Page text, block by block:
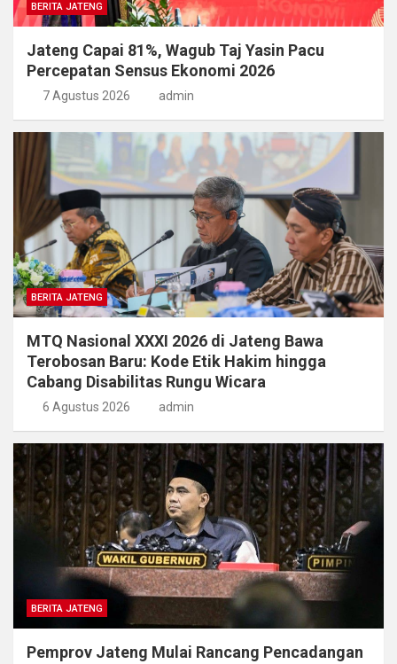
BERITA JATENG
Jateng Capai 81%, Wagub Taj Yasin Pacu
Percepatan Sensus Ekonomi 2026
7 Agustus 2026 admin
BERITA JATENG
MTQ Nasional XXXI 2026 di Jateng Bawa
Terobosan Baru: Kode Etik Hakim hingga
Cabang Disabilitas Rungu Wicara
6 Agustus 2026 admin
BERITA JATENG
Pemprov Jateng Mulai Rancang Pencadangan